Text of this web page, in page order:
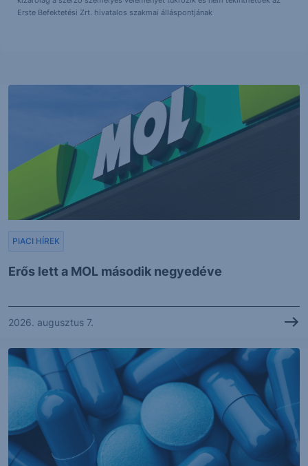
Erste Befektetési Zrt. hivatalos szakmai álláspontjának
Erős lett a MOL második negyedéve
PIACI HÍREK
2026. augusztus 7.